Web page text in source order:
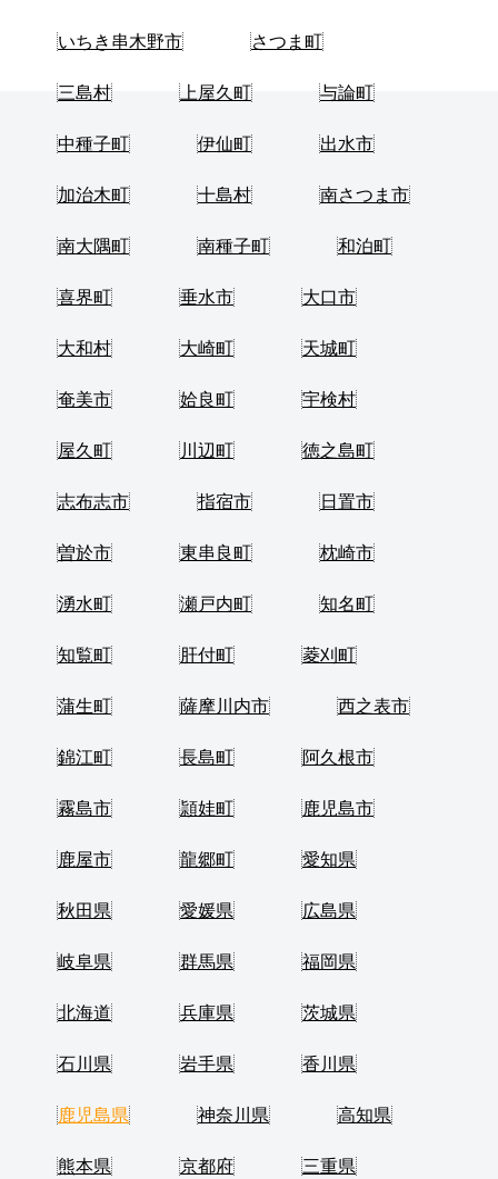
いちき串木野市 さつま町
三島村 上屋久町 与論町
中種子町 伊仙町 出水市
加治木町 十島村 南さつま市
南大隅町 南種子町 和泊町
喜界町 垂水市 大口市
大和村 大崎町 天城町
奄美市 姶良町 宇検村
屋久町 川辺町 徳之島町
志布志市 指宿市 日置市
曽於市 東串良町 枕崎市
湧水町 瀬戸内町 知名町
知覧町 肝付町 菱刈町
蒲生町 薩摩川内市 西之表市
錦江町 長島町 阿久根市
霧島市 頴娃町 鹿児島市
鹿屋市 龍郷町 愛知県
秋田県 愛媛県 広島県
岐阜県 群馬県 福岡県
北海道 兵庫県 茨城県
石川県 岩手県 香川県
鹿児島県 神奈川県 高知県
熊本県 京都府 三重県